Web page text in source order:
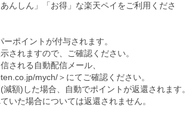
んしん」「お得」な楽天ペイをご利用くださ
ポイントが付与されます。
れますので、ご確認ください。
される自動配信メール、
mych/＞にてご確認ください。
額)した場合、自動でポイントが返還されます。
いた場合については返還されません。